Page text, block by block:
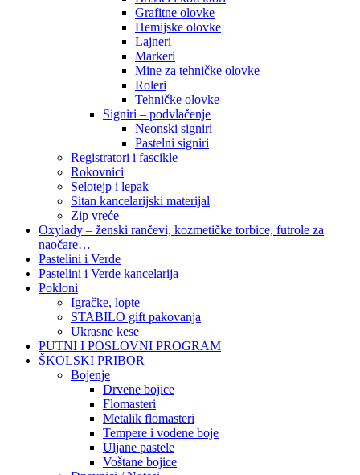
Grafitne olovke
Hemijske olovke
Lajneri
Markeri
Mine za tehničke olovke
Roleri
Tehničke olovke
Signiri – podvlačenje
Neonski signiri
Pastelni signiri
Registratori i fascikle
Rokovnici
Selotejp i lepak
Sitan kancelarijski materijal
Zip vreće
Oxylady – ženski rančevi, kozmetičke torbice, futrole za
naočare…
Pastelini i Verde
Pastelini i Verde kancelarija
Pokloni
Igračke, lopte
STABILO gift pakovanja
Ukrasne kese
PUTNI I POSLOVNI PROGRAM
ŠKOLSKI PRIBOR
Bojenje
Drvene bojice
Flomasteri
Metalik flomasteri
Tempere i vodene boje
Uljane pastele
Voštane bojice